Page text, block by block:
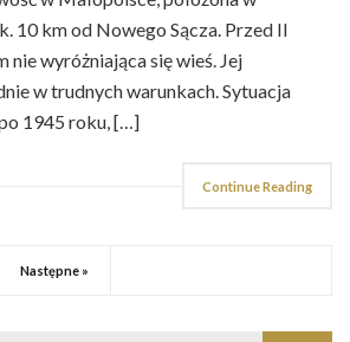
10 km od Nowego Sącza. Przed II
nie wyróżniająca się wieś. Jej
w trudnych warunkach. Sytuacja
1945 roku, […]
Continue Reading
Następne »